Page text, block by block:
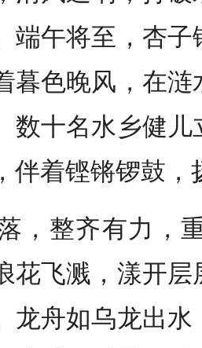
端午将至，杏
暮色晚风，在
数十名水乡健
伴着铿锵锣鼓，
，整齐有力，
花飞溅，漾开
龙舟如乌龙出